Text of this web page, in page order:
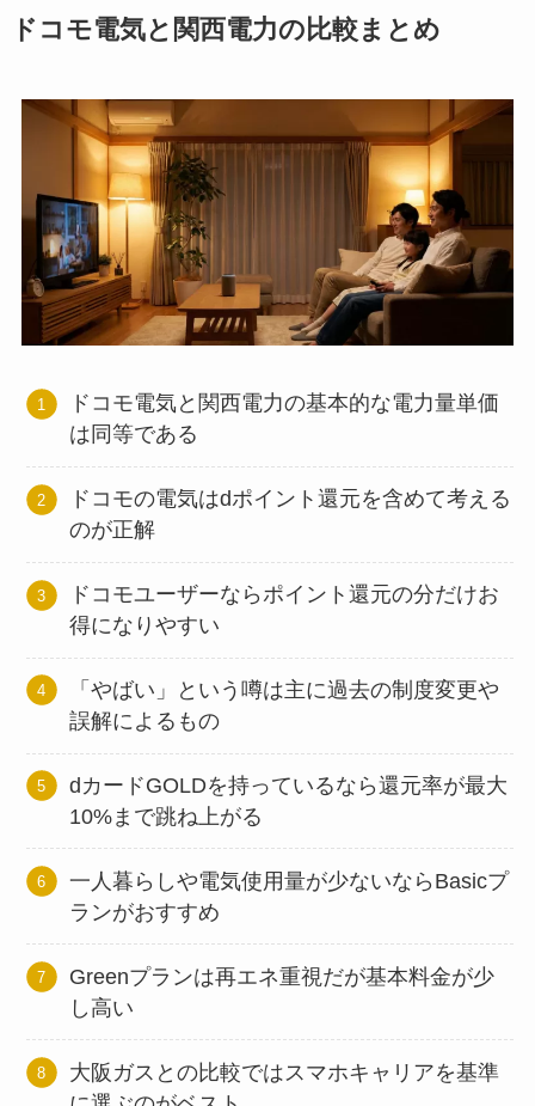
ドコモ電気と関西電力の比較まとめ
ドコモ電気と関西電力の基本的な電力量単価
は同等である
ドコモの電気はdポイント還元を含めて考える
のが正解
ドコモユーザーならポイント還元の分だけお
得になりやすい
「やばい」という噂は主に過去の制度変更や
誤解によるもの
dカードGOLDを持っているなら還元率が最大
10%まで跳ね上がる
一人暮らしや電気使用量が少ないならBasicプ
ランがおすすめ
Greenプランは再エネ重視だが基本料金が少
し高い
大阪ガスとの比較ではスマホキャリアを基準